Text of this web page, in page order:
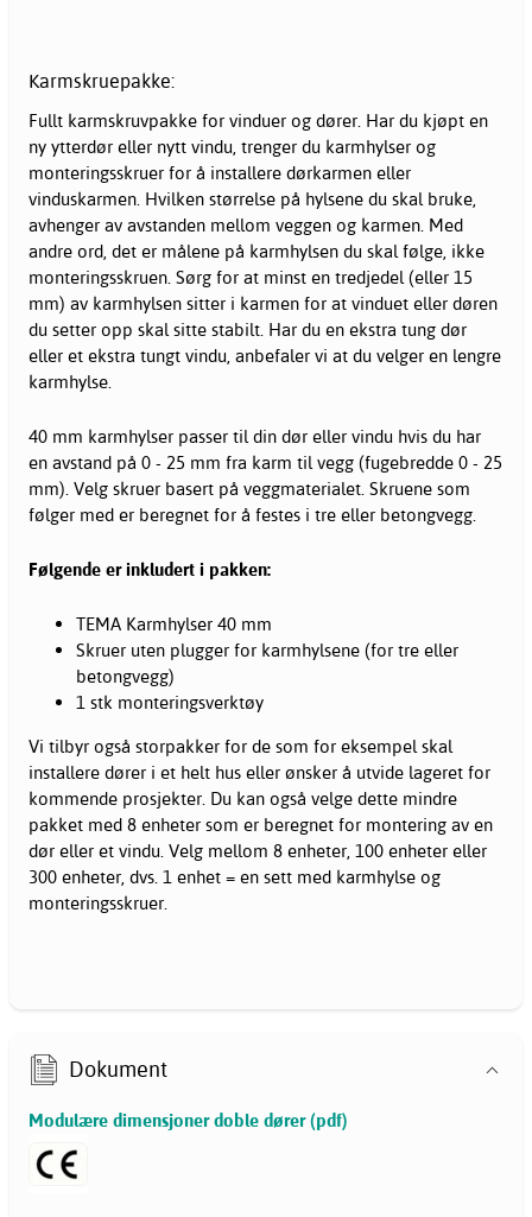
Karmskruepakke:
Fullt karmskruvpakke for vinduer og dører. Har du kjøpt en
ny ytterdør eller nytt vindu, trenger du karmhylser og
monteringsskruer for å installere dørkarmen eller
vinduskarmen. Hvilken størrelse på hylsene du skal bruke,
avhenger av avstanden mellom veggen og karmen. Med
andre ord, det er målene på karmhylsen du skal følge, ikke
monteringsskruen. Sørg for at minst en tredjedel (eller 15
mm) av karmhylsen sitter i karmen for at vinduet eller døren
du setter opp skal sitte stabilt. Har du en ekstra tung dør
eller et ekstra tungt vindu, anbefaler vi at du velger en lengre
karmhylse.
40 mm karmhylser passer til din dør eller vindu hvis du har
en avstand på 0 - 25 mm fra karm til vegg (fugebredde 0 - 25
mm). Velg skruer basert på veggmaterialet. Skruene som
følger med er beregnet for å festes i tre eller betongvegg.
Følgende er inkludert i pakken:
TEMA Karmhylser 40 mm
Skruer uten plugger for karmhylsene (for tre eller
betongvegg)
1 stk monteringsverktøy
Vi tilbyr også storpakker for de som for eksempel skal
installere dører i et helt hus eller ønsker å utvide lageret for
kommende prosjekter. Du kan også velge dette mindre
pakket med 8 enheter som er beregnet for montering av en
dør eller et vindu. Velg mellom 8 enheter, 100 enheter eller
300 enheter, dvs. 1 enhet = en sett med karmhylse og
monteringsskruer.
Dokument
Modulære dimensjoner doble dører (pdf)